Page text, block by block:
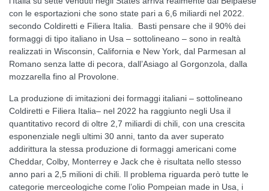
con le esportazioni che sono state pari a 6,6 miliardi nel 2022.
secondo Coldiretti e Filiera Italia. Basti pensare che il 90% dei
formaggi di tipo italiano in Usa – sottolineano – sono in realtà
realizzati in Wisconsin, California e New York, dal Parmesan al
Romano senza latte di pecora, dall’Asiago al Gorgonzola, dalla
mozzarella fino al Provolone.
La produzione di imitazioni dei formaggi italiani – sottolineano
Coldiretti e Filiera Italia– nel 2022 ha raggiunto negli Usa il
quantitativo record di oltre 2,7 miliardi di chili, con una crescita
esponenziale negli ultimi 30 anni, tanto da aver superato
addirittura la stessa produzione di formaggi americani come
Cheddar, Colby, Monterrey e Jack che è risultata nello stesso
anno pari a 2,5 milioni di chili. Il problema riguarda però tutte le
categorie merceologiche come l’olio Pompeian made in Usa, i